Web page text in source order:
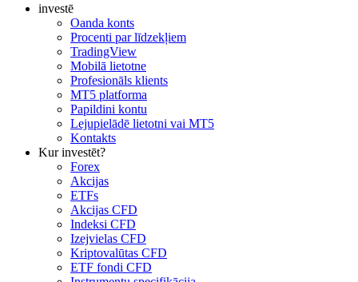
investē
Oanda konts
Procenti par līdzekļiem
TradingView
Mobilā lietotne
Profesionāls klients
MT5 platforma
Papildini kontu
Lejupielādē lietotni vai MT5
Kontakts
Kur investēt?
Forex
Akcijas
ETFs
Akcijas CFD
Indeksi CFD
Izejvielas CFD
Kriptovalūtas CFD
ETF fondi CFD